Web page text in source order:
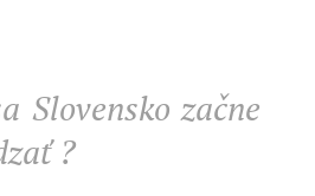
Slovensko začne
?